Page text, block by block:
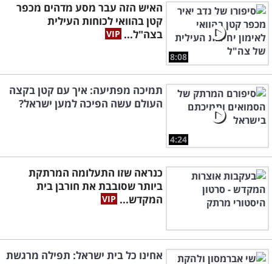
8:08
האיש הזה עבר מסע מדהים מכפר
קטן בהוואי לכוחות העילית
בצה"ל...
4:24
תמיכה מפתיעה: איך עם קטן בקצה
העולם עשה הפיכה למען ישראל?
כנראה שזו התעלומה המרתקת
ביותר שסובבת את חורבן בית
המקדש...
אחינו כל בית ישראל: תפילה מרגשת